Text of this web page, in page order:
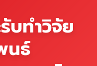
บทำวิจัย
นธ์